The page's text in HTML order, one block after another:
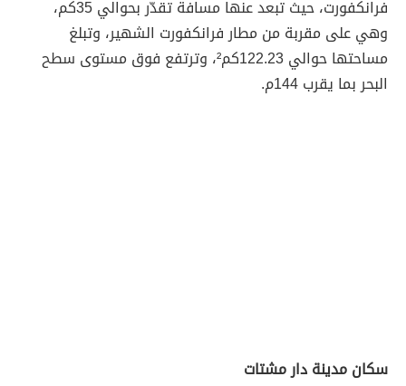
فرانكفورت، حيث تبعد عنها مسافة تقدّر بحوالي 35كم،
وهي على مقربة من مطار فرانكفورت الشهير، وتبلغ
مساحتها حوالي 122.23كم²، وترتفع فوق مستوى سطح
البحر بما يقرب 144م.
سكان مدينة دار مشتات